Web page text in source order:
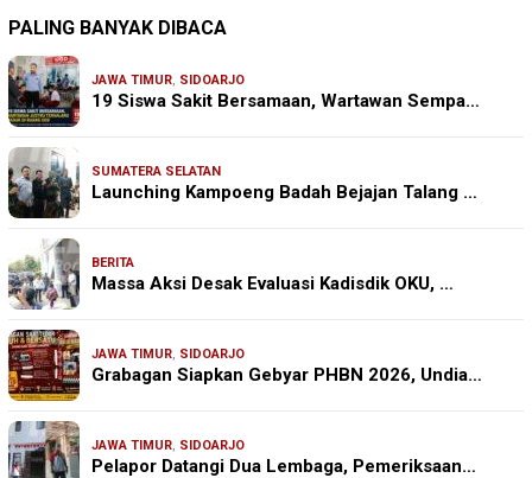
PALING BANYAK DIBACA
JAWA TIMUR, SIDOARJO
19 Siswa Sakit Bersamaan, Wartawan Sempa…
SUMATERA SELATAN
Launching Kampoeng Badah Bejajan Talang …
BERITA
Massa Aksi Desak Evaluasi Kadisdik OKU, …
JAWA TIMUR, SIDOARJO
Grabagan Siapkan Gebyar PHBN 2026, Undia…
JAWA TIMUR, SIDOARJO
Pelapor Datangi Dua Lembaga, Pemeriksaan…